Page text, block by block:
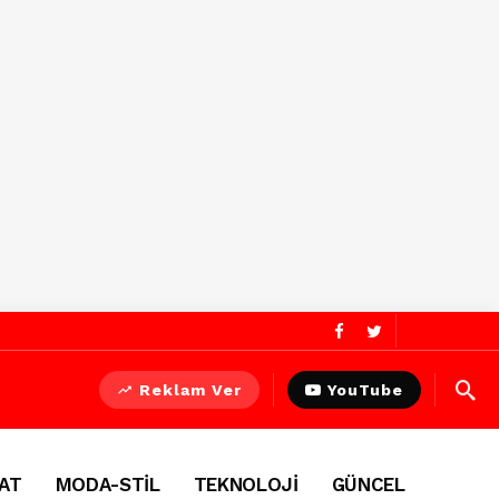
Reklam Ver YouTube
MODA-STİL TEKNOLOJİ GÜNCEL